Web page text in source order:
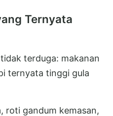
Ternyata
terduga: makanan
ternyata tinggi gula
roti gandum kemasan,